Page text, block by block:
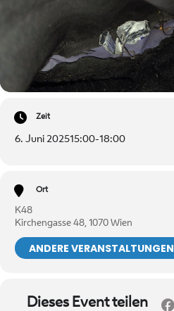
Zeit
6. Juni 202515:00-18:00
Ort
K48
Kirchengasse 48, 1070 Wien
ANDERE VERANSTALTUNGEN
Dieses Event teilen